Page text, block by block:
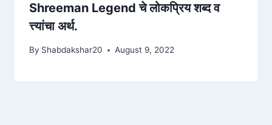
Shreeman Legend चे लोकप्रिय शब्द व
त्त्यांचा अर्थ.
By Shabdakshar20 August 9, 2022